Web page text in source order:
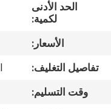
مراقبة
الجودة
الحد الأدنى
لكمية:
الأسعار:
تفاصيل التغليف:
وقت التسليم: